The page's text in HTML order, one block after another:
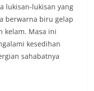
lukisan-lukisan yang
berwarna biru gelap
kelam. Masa ini
kesedihan
sahabatnya